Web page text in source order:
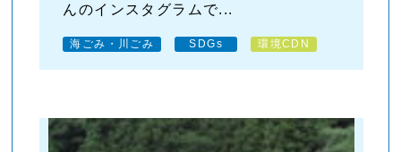
んのインスタグラムで...
海ごみ・川ごみ SDGs 環境CDN